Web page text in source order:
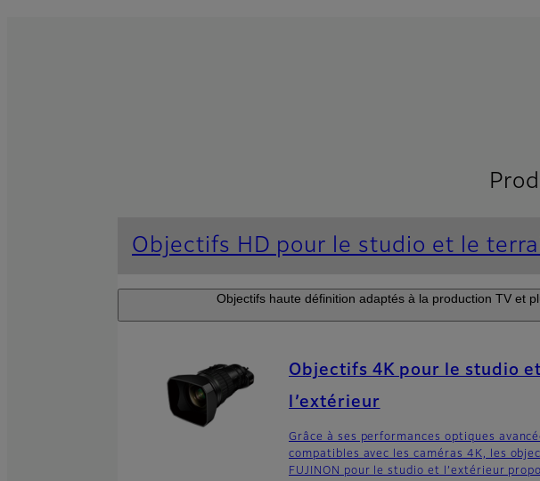
Objectifs HD pour le studio et le
Objectifs haute définition adaptés à la production TV et
Objectifs 4K pour le studio et
l’extérieur
Grâce à ses performances optiques
compatibles avec les caméras 4K, les
FUJINON pour le studio et l’extérieur